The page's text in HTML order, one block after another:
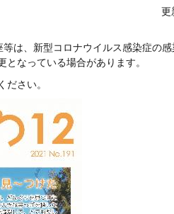
更
は、新型コロナウイルス感染症の
なっている場合があります。
さい。